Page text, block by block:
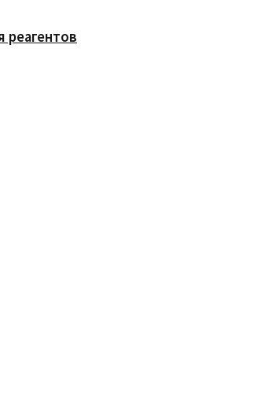
реагентов